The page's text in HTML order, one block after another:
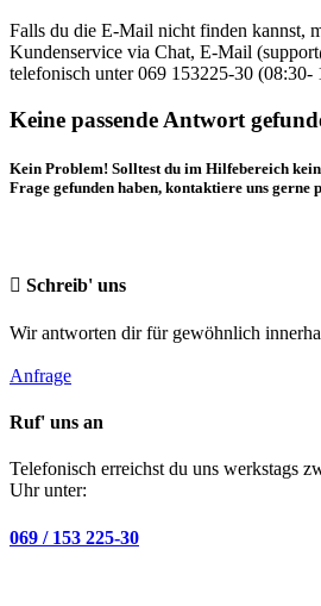
Falls du die E-Mail nicht finden kannst,
Kundenservice via Chat, E-Mail
telefonisch unter 069 153225-30 (08:30-
Keine passende Antwort
Kein Problem! Solltest du im Hilfebereich
Frage gefunden haben, kontaktiere uns gerne
Schreib' uns
Wir antworten dir für gewöhnlich
Anfrage
Ruf' uns an
Telefonisch erreichst du uns werkstags
Uhr unter:
069 / 153 225-30